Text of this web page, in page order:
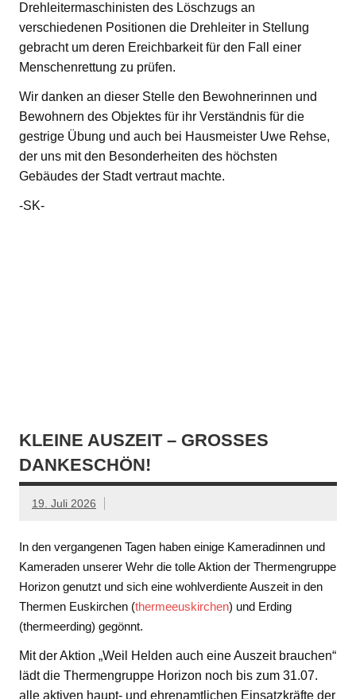
Drehleitermaschinisten des Löschzugs an
verschiedenen Positionen die Drehleiter in Stellung
gebracht um deren Ereichbarkeit für den Fall einer
Menschenrettung zu prüfen.
Wir danken an dieser Stelle den Bewohnerinnen und
Bewohnern des Objektes für ihr Verständnis für die
gestrige Übung und auch bei Hausmeister Uwe Rehse,
der uns mit den Besonderheiten des höchsten
Gebäudes der Stadt vertraut machte.
-SK-
KLEINE AUSZEIT – GROSSES D
ANKESCHÖN!
19. Juli 2026
In den vergangenen Tagen haben einige Kameradinnen und
Kameraden unserer Wehr die tolle Aktion der Thermengruppe
Horizon genutzt und sich eine wohlverdiente Auszeit in den
Thermen Euskirchen (thermeeuskirchen) und Erding
(thermeerding) gegönnt.
Mit der Aktion „Weil Helden auch eine Auszeit brauchen“
lädt die Thermengruppe Horizon noch bis zum 31.07.
alle aktiven haupt- und ehrenamtlichen Einsatzkräfte der